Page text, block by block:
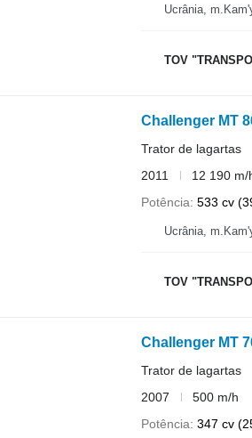
Ucrânia,
TOV
Challenger MT
Trator de lagartas
2011
12 190 m/
Potência 533 cv
Ucrânia,
TOV
Challenger MT
Trator de lagartas
2007
500 m/h
Potência 347 cv